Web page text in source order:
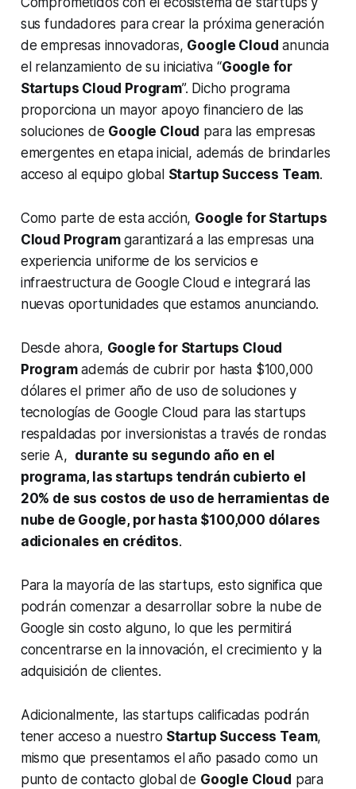
sus fundadores para crear la próxima generación
de empresas innovadoras, Google Cloud anuncia
el relanzamiento de su iniciativa “Google for
Startups Cloud Program”. Dicho programa
proporciona un mayor apoyo financiero de las
soluciones de Google Cloud para las empresas
emergentes en etapa inicial, además de brindarles
acceso al equipo global Startup Success Team.
Como parte de esta acción, Google for Startups
Cloud Programgarantizará a las empresas una
experiencia uniforme de los servicios e
infraestructura de Google Cloud e integrará las
nuevas oportunidades que estamos anunciando.
Desde ahora, Google for Startups Cloud
Programademás de cubrir por hasta $100,000
dólares el primer año de uso de soluciones y
tecnologías de Google Cloud para las startups
respaldadas por inversionistas a través de rondas
serie A, durante su segundo año en el
programa, las startups tendrán cubierto el
20% de sus costos de uso de herramientas de
nube de Google, por hasta $100,000 dólares
adicionales en créditos.
Para la mayoría de las startups, esto significa que
podrán comenzar a desarrollar sobre la nube de
Google sin costo alguno, lo que les permitirá
concentrarse en la innovación, el crecimiento y la
adquisición de clientes.
Adicionalmente, las startups calificadas podrán
tener acceso a nuestro Startup Success Team,
mismo que presentamos el año pasado como un
punto de contacto global de Google Cloud para